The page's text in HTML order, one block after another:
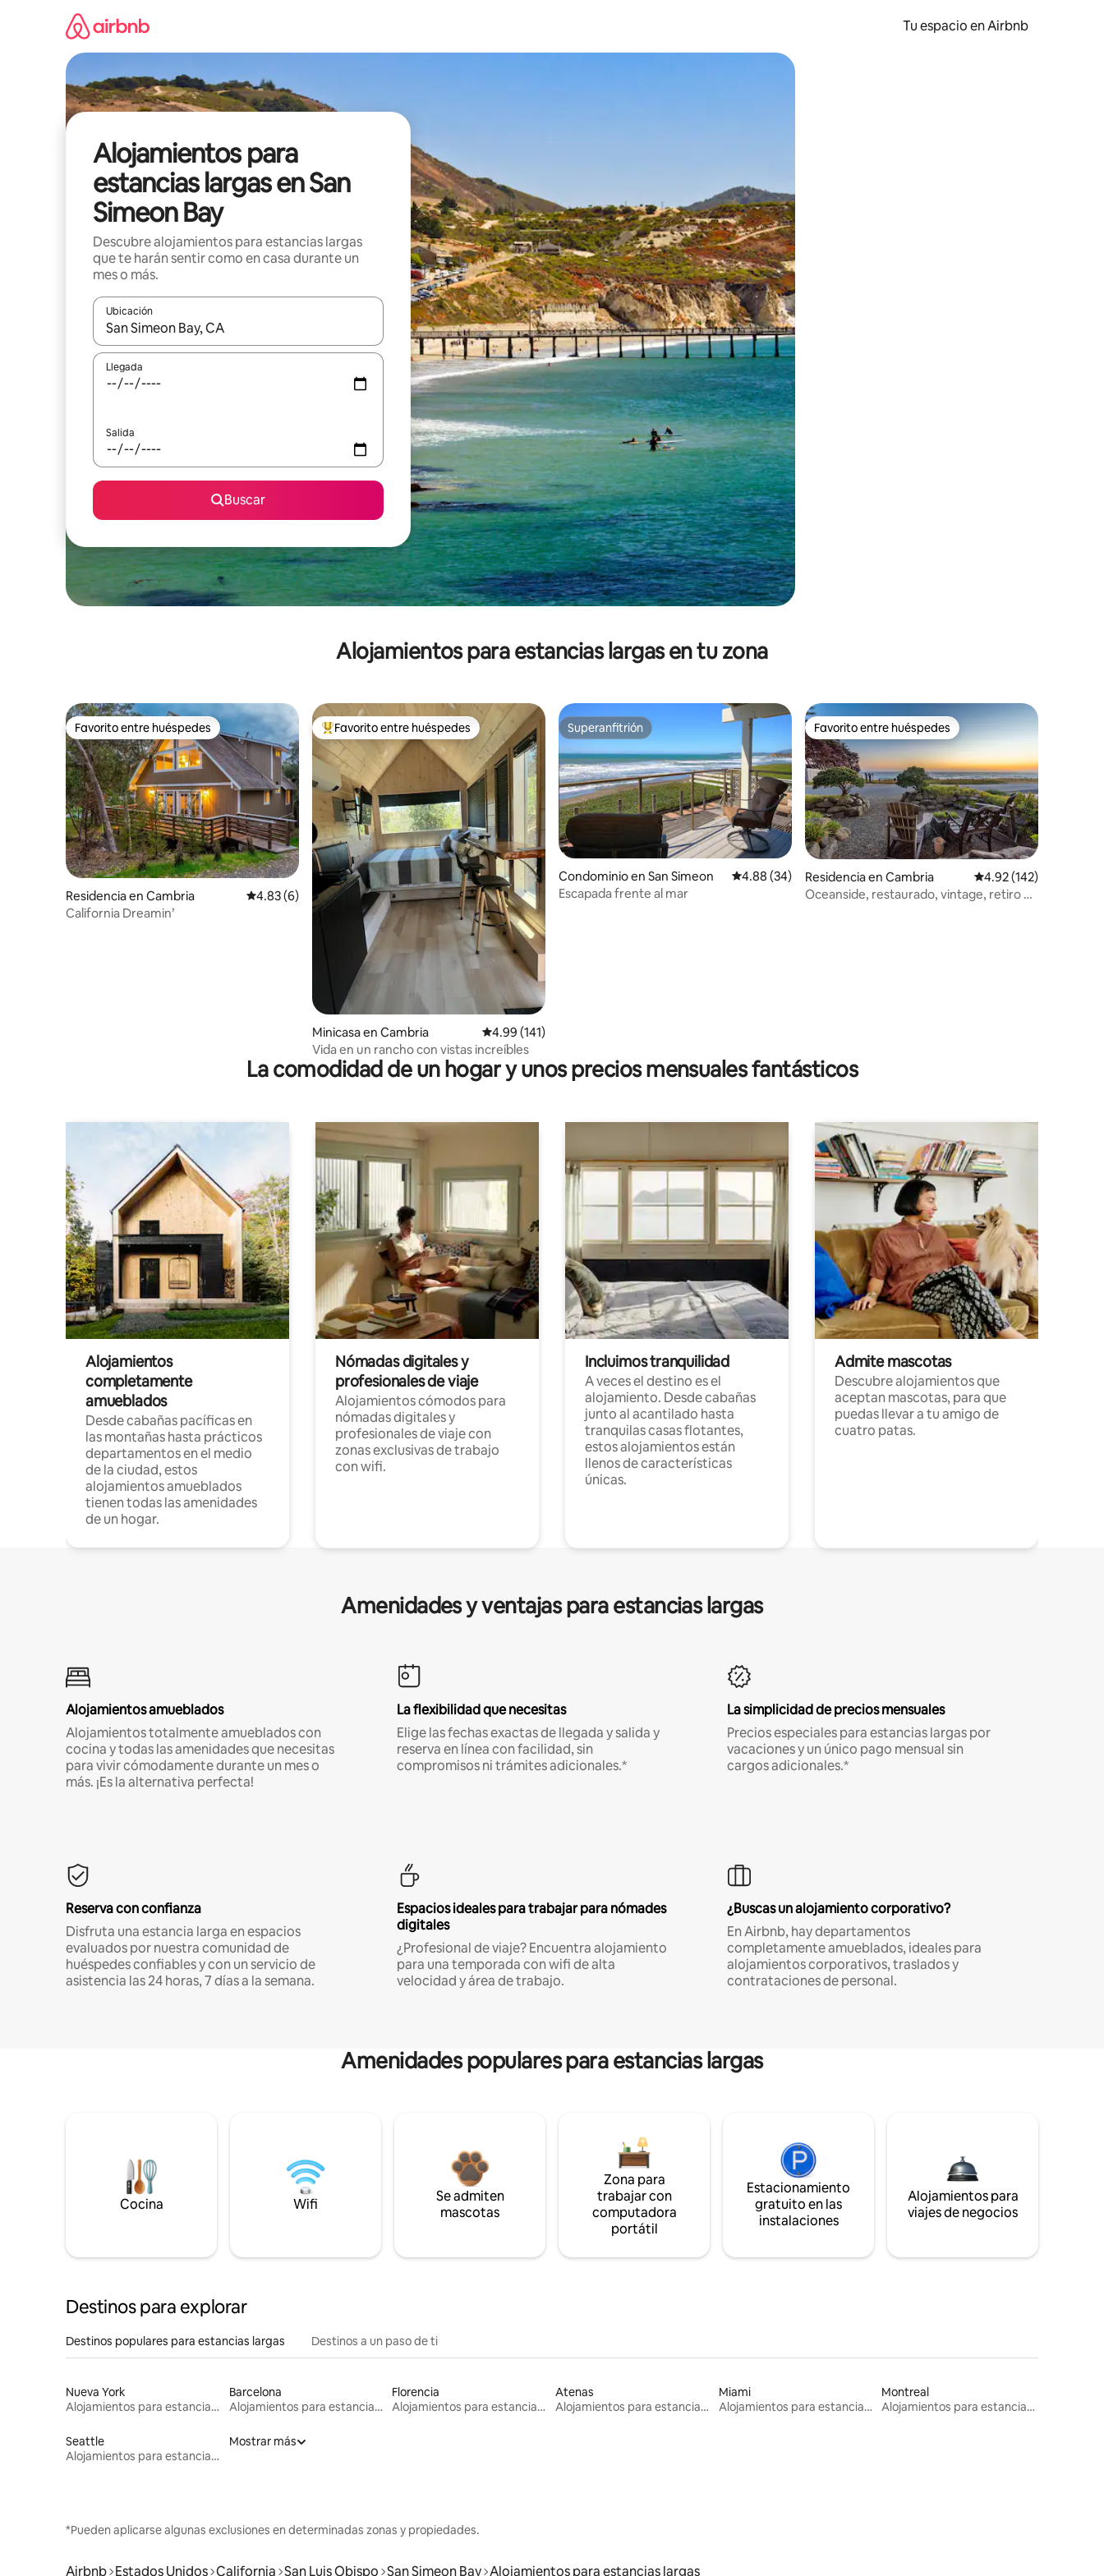
Tu espacio en Airbnb
Alojamientos para
estancias largas en San
Simeon Bay
Descubre alojamientos para estancias largas
que te harán sentir como en casa durante un
mes o más.
Ubicación
Cuando los resultados estén disponibles, podrás navegar usando las teclas de las flechas hacia arriba y hacia abajo, o bien tocando y deslizando la pantalla.
Llegada
Salida
Buscar
Alojamientos para estancias largas en tu zona
Favorito entre huéspedes
Favorito entre huéspedes
Residencia en Cambria Calificación promedio: 4.83 de 5; 6 evaluaciones
4.83 (6)
California Dreamin’
De los mejores en Favorito entre huéspedes
Favorito entre huéspedes
Minicasa en Cambria Calificación promedio: 4.99 de 5; 141 evaluaciones
4.99 (141)
Vida en un rancho con vistas increíbles
Superanfitrión
Superanfitrión
Condominio en San Simeon Calificación promedio: 4.88 de 5; 34 evaluaciones
4.88 (34)
Escapada frente al mar
Favorito entre huéspedes
Favorito entre huéspedes
Residencia en Cambria Calificación promedio:
4.92 (142)
Oceanside, restaurado, vintage, retiro en
La comodidad de un hogar y unos precios mensuales fantásticos
Alojamientos
completamente
amueblados
Desde cabañas pacíficas en
las montañas hasta prácticos
departamentos en el medio
de la ciudad, estos
alojamientos amueblados
tienen todas las amenidades
de un hogar.
Nómadas digitales y
profesionales de viaje
Alojamientos cómodos para
nómadas digitales y
profesionales de viaje con
zonas exclusivas de trabajo
con wifi.
Incluimos tranquilidad
A veces el destino es el
alojamiento. Desde cabañas
junto al acantilado hasta
tranquilas casas flotantes,
estos alojamientos están
llenos de características
únicas.
Admite mascotas
Descubre alojamientos que
aceptan mascotas, para que
puedas llevar a tu amigo de
cuatro patas.
Amenidades y ventajas para estancias largas
Alojamientos amueblados
Alojamientos totalmente amueblados con
cocina y todas las amenidades que necesitas
para vivir cómodamente durante un mes o
más. ¡Es la alternativa perfecta!
La flexibilidad que necesitas
Elige las fechas exactas de llegada y salida y
reserva en línea con facilidad, sin
compromisos ni trámites adicionales.*
La simplicidad de precios mensuales
Precios especiales para estancias largas por
vacaciones y un único pago mensual sin
cargos adicionales.*
Reserva con confianza
Disfruta una estancia larga en espacios
evaluados por nuestra comunidad de
huéspedes confiables y con un servicio de
asistencia las 24 horas, 7 días a la semana.
Espacios ideales para trabajar para nómades
digitales
¿Profesional de viaje? Encuentra alojamiento
para una temporada con wifi de alta
velocidad y área de trabajo.
¿Buscas un alojamiento corporativo?
En Airbnb, hay departamentos
completamente amueblados, ideales para
alojamientos corporativos, traslados y
contrataciones de personal.
Amenidades populares para estancias largas
Cocina Wifi
Se admiten
mascotas
Zona para
trabajar con
computadora
portátil
Estacionamiento
gratuito en las
instalaciones
Alojamientos para
viajes de negocios
Destinos para explorar
Destinos populares para estancias largas Destinos a un paso de ti
Nueva York
Alojamientos para estancias largas
Barcelona
Alojamientos para estancias largas
Florencia
Alojamientos para estancias largas
Atenas
Alojamientos para estancias largas
Miami
Alojamientos para estancias largas
Montreal
Alojamientos para estancias largas
Seattle
Alojamientos para estancias largas
Mostrar más
*Pueden aplicarse algunas exclusiones en determinadas zonas y propiedades.
Airbnb Estados Unidos California San Luis Obispo San Simeon Bay Alojamientos para estancias largas